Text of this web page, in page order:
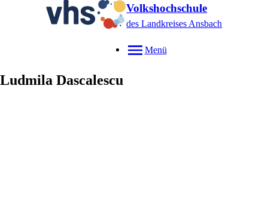
Volkshochschule
des Landkreises Ansbach
Menü
Ludmila Dascalescu